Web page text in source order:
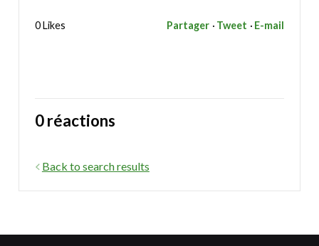
0 Likes Partager Tweet E-mail
0 réactions
Back to search results